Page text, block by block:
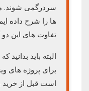
سردرگمی شوند.
ها را شرح داده
تفاوت های این دو
البته باید
برای پروژه های
است قبل از خرید